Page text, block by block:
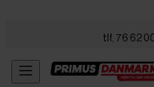
tlf. 76 62